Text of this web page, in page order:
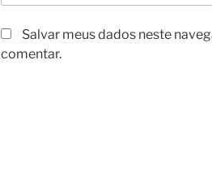
Salvar meus dados neste
comentar.